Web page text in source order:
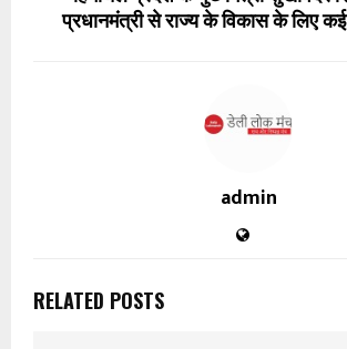
प्रधानमंत्री से राज्य के विकास के लिए कई
admin
RELATED POSTS